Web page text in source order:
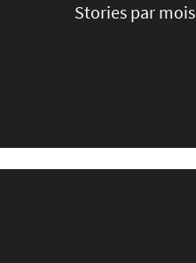
Stories par mois